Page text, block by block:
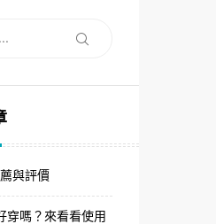
搜
與評價
穿嗎？來看看使用